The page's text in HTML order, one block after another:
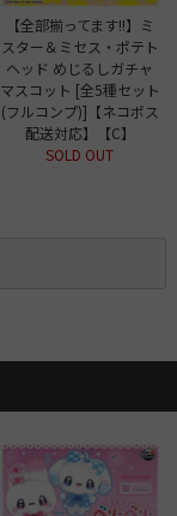
【全部揃ってます!!】ミ
スター＆ミセス・ポテト
ヘッド めじるしガチャ
マスコット [全5種セット
(フルコンプ)]【ネコポス
配送対応】【C】
SOLD OUT